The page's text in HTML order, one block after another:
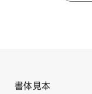
書体見本